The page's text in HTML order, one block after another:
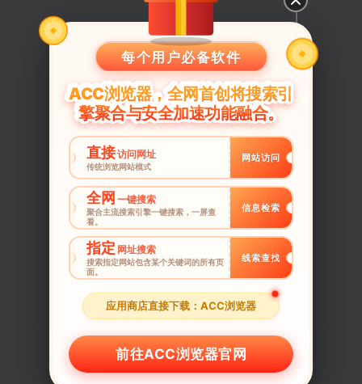
每个用户必备软件
ACC浏览器，全网首创将搜索引
擎聚合与安全加速功能融合。
直接访问网址
传统浏览网站模式
网站访问
全网 一键搜索
聚合主流搜索引擎一键搜索，一屏查
看。
信息检索
指定 网址搜索
搜索指定网站包含某个关键词的所有页
面。
线索查找
应用商店直接下载：ACC浏览器
前往ACC浏览器官网